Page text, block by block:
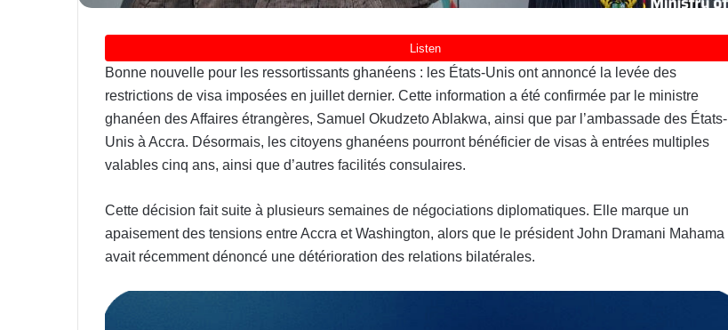
Bonne nouvelle pour les ressortissants ghanéens : les États-Unis ont annoncé la levée des
restrictions de visa imposées en juillet dernier. Cette information a été confirmée par le ministre
ghanéen des Affaires étrangères, Samuel Okudzeto Ablakwa, ainsi que par l’ambassade des États-
Unis à Accra. Désormais, les citoyens ghanéens pourront bénéficier de visas à entrées multiples
valables cinq ans, ainsi que d’autres facilités consulaires.
Cette décision fait suite à plusieurs semaines de négociations diplomatiques. Elle marque un
apaisement des tensions entre Accra et Washington, alors que le président John Dramani Mahama
avait récemment dénoncé une détérioration des relations bilatérales.